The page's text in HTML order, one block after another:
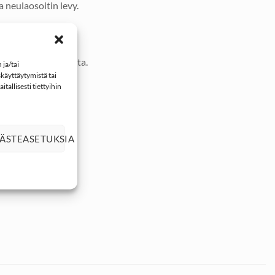
ja/tai
tai
tiettyihin
neulaosoitin levy.
mittaamista.